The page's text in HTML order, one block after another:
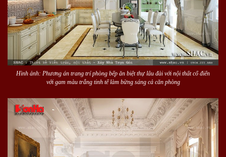
Hình ảnh: Phương án trang trí phòng bếp ăn biệt thự lâu đài với nội thất cổ điển
với gam màu trắng tinh tế làm bừng sáng cả căn phòng